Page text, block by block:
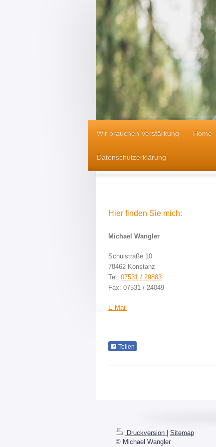
Wir brauchen Verstärkung Home
Datenschutzerklärung
Hier finden Sie mich:
Michael Wangler
Schulstraße 10
78462 Konstanz
Tel: 07531 / 29883
Fax: 07531 / 24049
E-Mail
Teilen
Druckversion
Sitemap
© Michael Wangler